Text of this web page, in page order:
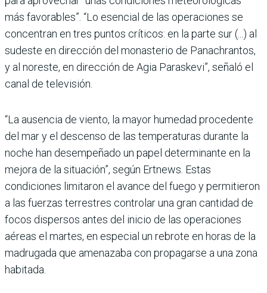
más favorables”. “Lo esencial de las operaciones se
concentran en tres puntos críticos: en la parte sur (...) al
sudeste en dirección del monasterio de Panachrantos,
y al noreste, en dirección de Agia Paraskevi”, señaló el
canal de televisión.
“La ausencia de viento, la mayor humedad procedente
del mar y el descenso de las temperaturas durante la
noche han desempeñado un papel determinante en la
mejora de la situación”, según Ertnews. Estas
condiciones limitaron el avance del fuego y permitieron
a las fuerzas terrestres controlar una gran cantidad de
focos dispersos antes del inicio de las operaciones
aéreas el martes, en especial un rebrote en horas de la
madrugada que amenazaba con propagarse a una zona
habitada.